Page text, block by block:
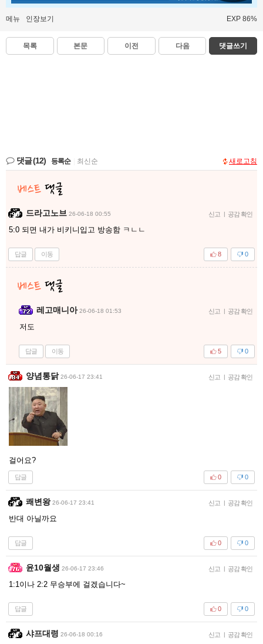
메뉴 인장보기 EXP 86%
목록 본문 이전 다음 댓글쓰기
댓글(12) 등록순 최신순 새로고침
드라고노브 26-06-18 00:55 신고 | 공감 확인
5:0 되면 내가 비키니입고 방송함 ㅋㄴㄴ
답글 이동 0
8
레고매니아 26-06-18 01:53 신고 | 공감 확인
저도
답글 이동 0
5
양념통닭 26-06-17 23:41 신고 | 공감 확인
걸어요?
답글 0
0
쾌변왕 26-06-17 23:41 신고 | 공감 확인
반대 아닐까요
답글 0
0
윤10월생 26-06-17 23:46 신고 | 공감 확인
1:1이나 2:2 무승부에 걸겠습니다~
답글 0
0
샤프대령 26-06-18 00:16 신고 | 공감 확인